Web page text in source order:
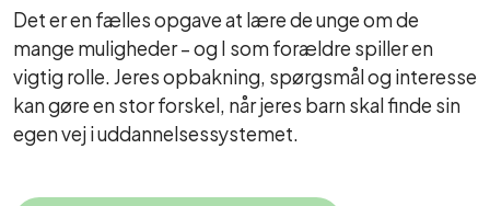
Det er en fælles opgave at lære de unge om de
mange muligheder – og I som forældre spiller en
vigtig rolle. Jeres opbakning, spørgsmål og interesse
kan gøre en stor forskel, når jeres barn skal finde sin
egen vej i uddannelsessystemet.